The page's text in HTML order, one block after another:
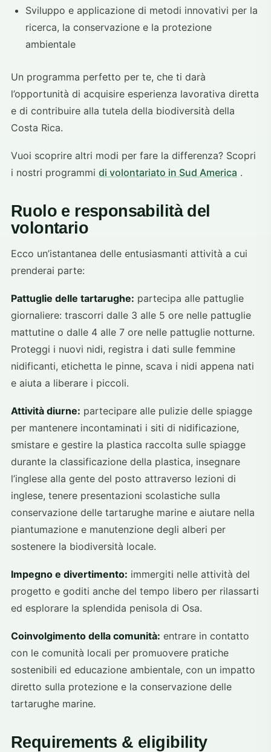
Sviluppo e applicazione di metodi innovativi per la
ricerca, la conservazione e la protezione
ambientale
Un programma perfetto per te, che ti darà
l’opportunità di acquisire esperienza lavorativa diretta
e di contribuire alla tutela della biodiversità della
Costa Rica.
Vuoi scoprire altri modi per fare la differenza? Scopri
i nostri programmi di volontariato in Sud America .
Ruolo e responsabilità del
volontario
Ecco un’istantanea delle entusiasmanti attività a cui
prenderai parte:
Pattuglie delle tartarughe: partecipa alle pattuglie
giornaliere: trascorri dalle 3 alle 5 ore nelle pattuglie
mattutine o dalle 4 alle 7 ore nelle pattuglie notturne.
Proteggi i nuovi nidi, registra i dati sulle femmine
nidificanti, etichetta le pinne, scava i nidi appena nati
e aiuta a liberare i piccoli.
Attività diurne: partecipare alle pulizie delle spiagge
per mantenere incontaminati i siti di nidificazione,
smistare e gestire la plastica raccolta sulle spiagge
durante la classificazione della plastica, insegnare
l’inglese alla gente del posto attraverso lezioni di
inglese, tenere presentazioni scolastiche sulla
conservazione delle tartarughe marine e aiutare nella
piantumazione e manutenzione degli alberi per
sostenere la biodiversità locale.
Impegno e divertimento: immergiti nelle attività del
progetto e goditi anche del tempo libero per rilassarti
ed esplorare la splendida penisola di Osa.
Coinvolgimento della comunità: entrare in contatto
con le comunità locali per promuovere pratiche
sostenibili ed educazione ambientale, con un impatto
diretto sulla protezione e la conservazione delle
tartarughe marine.
Requirements & eligibility